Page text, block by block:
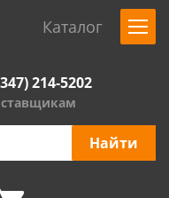
Каталог
214-5202